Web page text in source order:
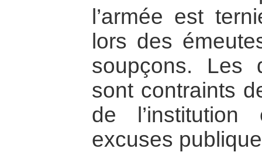
l’armée est
lors des
soupçons. Les
sont contraints
de
excuses